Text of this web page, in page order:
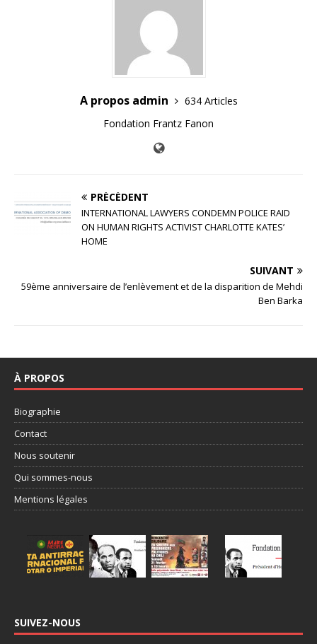
A propos admin
634 Articles
Fondation Frantz Fanon
PRÉCÉDENT
INTERNATIONAL LAWYERS CONDEMN POLICE RAID
ON HUMAN RIGHTS ACTIVIST CHARLOTTE KATES’
HOME
SUIVANT
59ème anniversaire de l’enlèvement et de la disparition de Mehdi
Ben Barka
À PROPOS
Biographie
Contact
Nous soutenir
Qui sommes-nous
Mentions légales
SUIVEZ-NOUS